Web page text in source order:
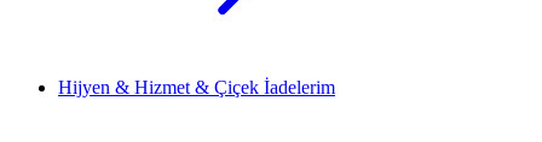
Hijyen & Hizmet & Çiçek İadelerim